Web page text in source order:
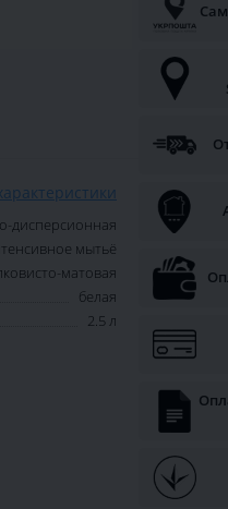
дисперсионная
мытьё
матовая
белая
2.5 л